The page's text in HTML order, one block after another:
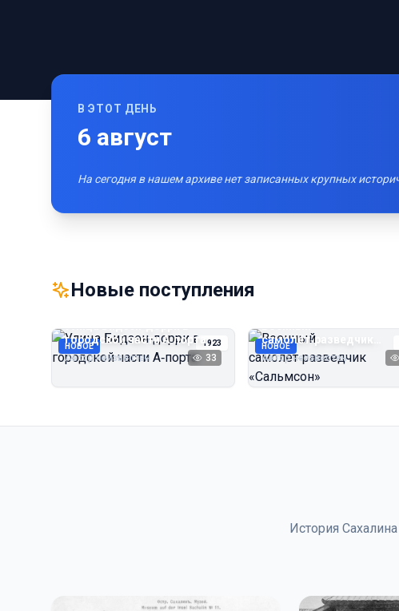
В ЭТОТ ДЕНЬ
6 август
На сегодня в нашем архиве нет записанных крупных
Новые поступления
НОВОЕ 1923
Улица Бидзэн‑дорри в
городской части А‑порта
Автор неизвестен 33
НОВОЕ
Военный
самолёт‑разведчик
«Сальмсон»
Автор неизвестен
История